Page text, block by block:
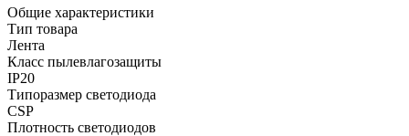
Общие характеристики
Тип товара
Лента
Класс пылевлагозащиты
IP20
Типоразмер светодиода
CSP
Плотность светодиодов